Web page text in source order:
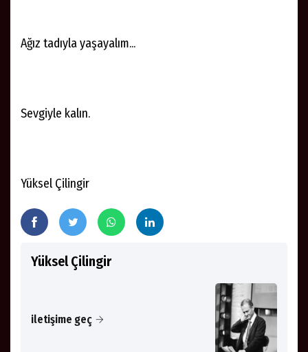
Ağız tadıyla yaşayalım...
Sevgiyle kalın.
Yüksel Çilingir
Yüksel Çilingir
iletişime geç